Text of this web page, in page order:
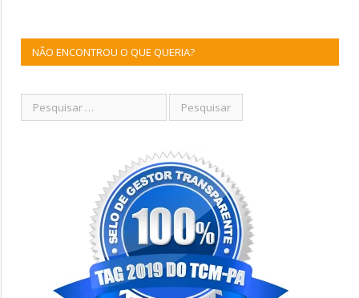
NÃO ENCONTROU O QUE QUERIA?